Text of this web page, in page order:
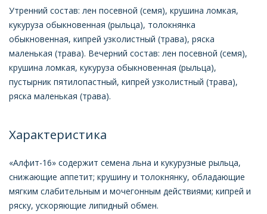
Утренний состав: лен посевной (семя), крушина ломкая,
кукуруза обыкновенная (рыльца), толокнянка
обыкновенная, кипрей узколистный (трава), ряска
маленькая (трава). Вечерний состав: лен посевной (семя),
крушина ломкая, кукуруза обыкновенная (рыльца),
пустырник пятилопастный, кипрей узколистный (трава),
ряска маленькая (трава).
Характеристика
«Алфит-16» содержит семена льна и кукурузные рыльца,
снижающие аппетит; крушину и толокнянку, обладающие
мягким слабительным и мочегонным действиями; кипрей и
ряску, ускоряющие липидный обмен.